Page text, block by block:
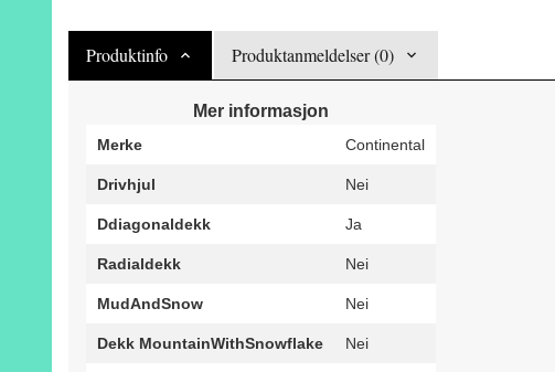
Produktinfo Produktanmeldelser (0)
Mer informasjon
Merke Continental
Drivhjul Nei
Ddiagonaldekk Ja
Radialdekk Nei
MudAndSnow Nei
Dekk MountainWithSnowflake Nei